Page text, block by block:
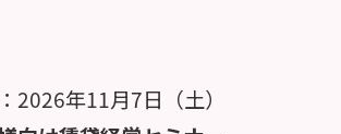
2026年11月7日（土）